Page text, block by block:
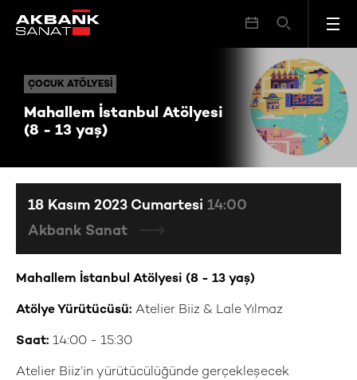
ÇOCUK ATÖLYESI
Mahallem İstanbul Atölyesi
(8 - 13 yaş)
ÇOCUK ATÖLYESI Mahallem İstanbul Atölyesi (8 - 13 yaş)
Mahallem İstanbul Atölyesi (8 - 13 yaş)
Atölye Yürütücüsü: Atelier Biiz & Lale Yılmaz
Saat: 14:00 - 15:30
Atelier Biiz’in yürütücülüğünde gerçekleşecek
18 Kasım 2023 Cumartesi 14:00
Akbank Sanat